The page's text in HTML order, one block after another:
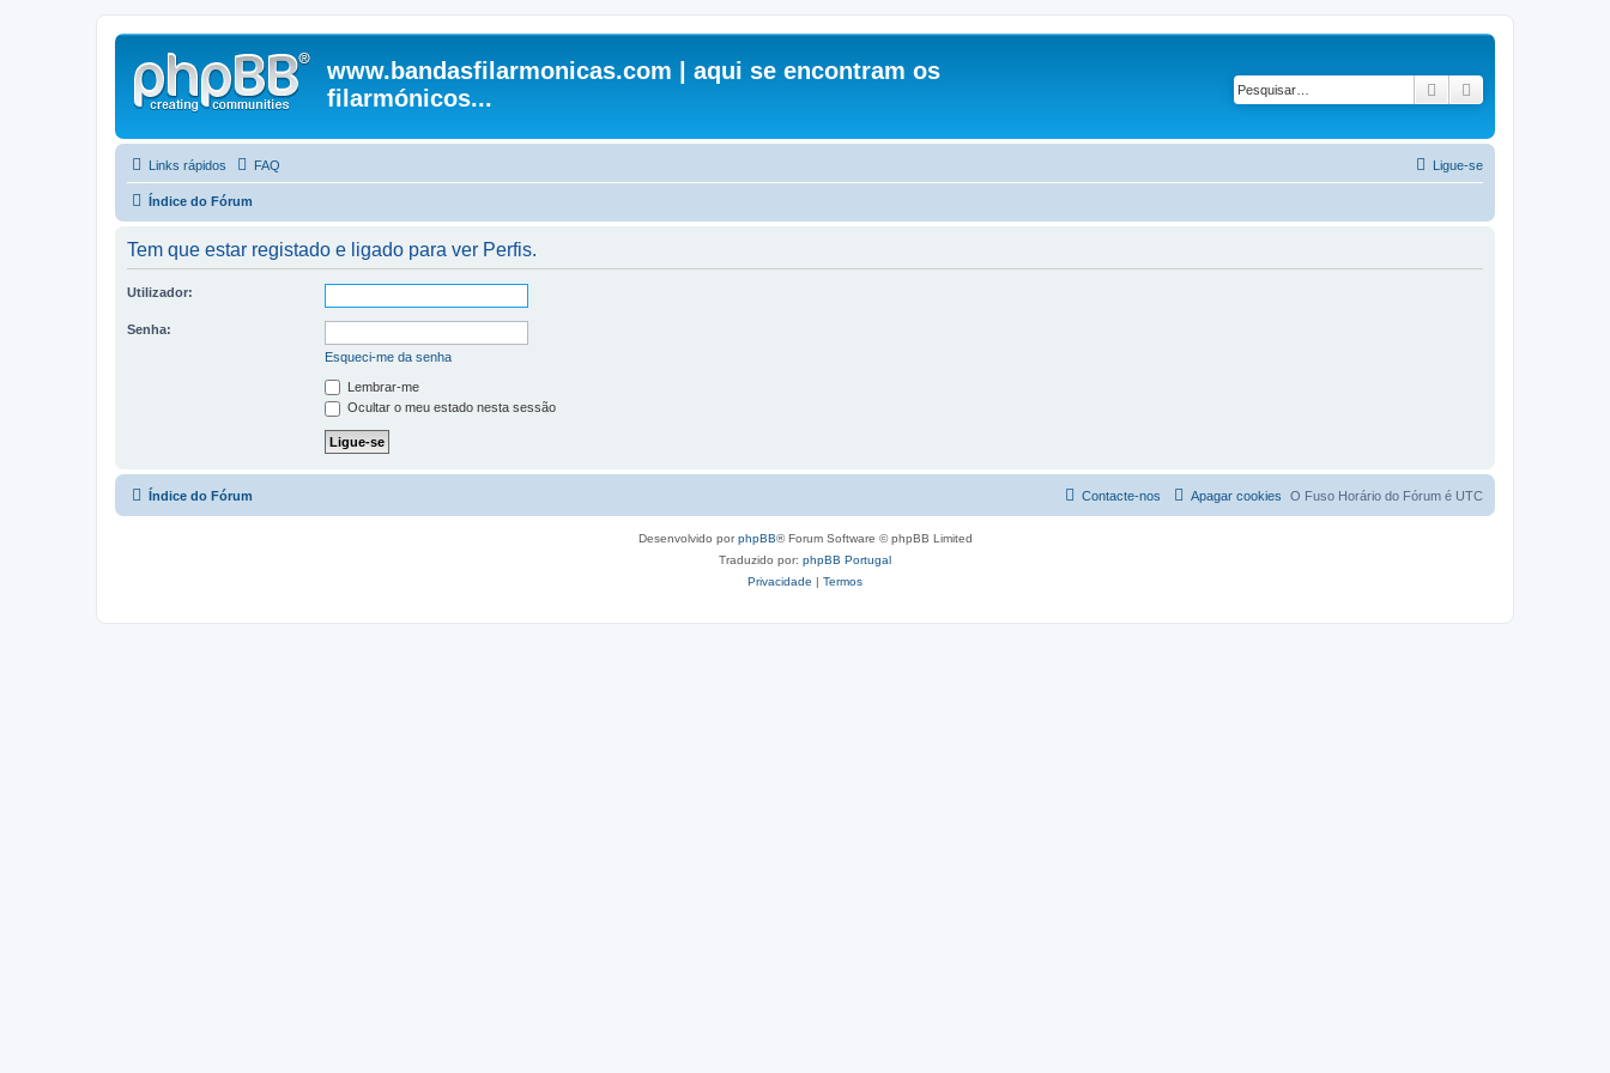
www.bandasfilarmonicas.com | aqui se encontram os
filarmónicos...
Pesquisar
Links rápidos FAQ Ligue-se
Índice do Fórum
Tem que estar registado e ligado para ver Perfis.
Utilizador:
Senha:
Esqueci-me da senha
Lembrar-me
Ocultar o meu estado nesta sessão
Índice do Fórum O Fuso Horário do Fórum é UTC
Apagar cookies
Contacte-nos
Desenvolvido porphpBB® Forum Software © phpBB Limited
Traduzido por: phpBB Portugal
Privacidade | Termos